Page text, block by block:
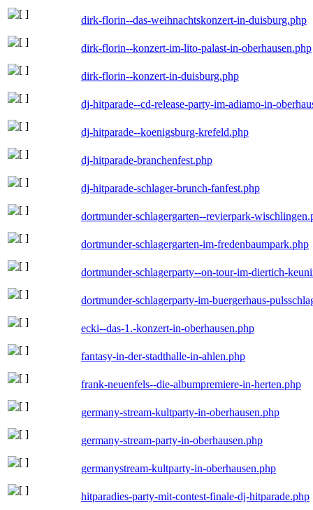
dirk-florin--das-weihnachtskonzert-in-duisburg.php
dirk-florin--konzert-im-lito-palast-in-oberhausen.php
dirk-florin--konzert-in-duisburg.php
dj-hitparade--cd-release-party-im-adiamo-in-
dj-hitparade--koenigsburg-krefeld.php
dj-hitparade-branchenfest.php
dj-hitparade-schlager-brunch-fanfest.php
dortmunder-schlagergarten--revierpark-
dortmunder-schlagergarten-im-fredenbaumpark.php
dortmunder-schlagerparty--on-tour-im-diertich-
dortmunder-schlagerparty-im-buergerhaus-
ecki--das-1.-konzert-in-oberhausen.php
fantasy-in-der-stadthalle-in-ahlen.php
frank-neuenfels--die-albumpremiere-in-herten.php
germany-stream-kultparty-in-oberhausen.php
germany-stream-party-in-oberhausen.php
germanystream-kultparty-in-oberhausen.php
hitparadies-party-mit-contest-finale-dj-hitparade.php